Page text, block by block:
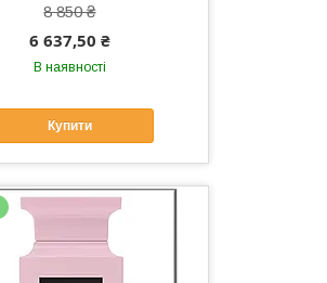
8 850 ₴
6 637,50 ₴
В наявності
Купити